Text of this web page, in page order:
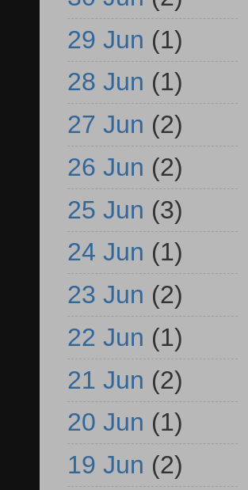
29 Jun (1)
28 Jun (1)
27 Jun (2)
26 Jun (2)
25 Jun (3)
24 Jun (1)
23 Jun (2)
22 Jun (1)
21 Jun (2)
20 Jun (1)
19 Jun (2)